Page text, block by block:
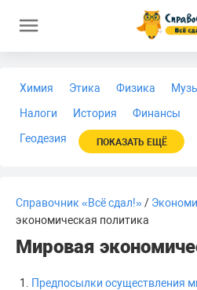
Химия Этика Физика
Налоги
История Финансы
Геодезия
ПОКАЗАТЬ ЕЩЁ
Справочник «Всё сдал!»/
экономическая политика
Мировая
Предпосылки осуществления